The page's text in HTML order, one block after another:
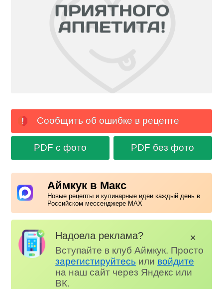
Сообщить об ошибке в рецепте
PDF с фото PDF без фото
Аймкук в Макс
Новые рецепты и кулинарные идеи каждый день в
Российском мессенджере MAX
Надоела реклама?
Вступайте в клуб Аймкук. Просто
зарегистируйтесь или войдите
на наш сайт через Яндекс или
ВК.
✕